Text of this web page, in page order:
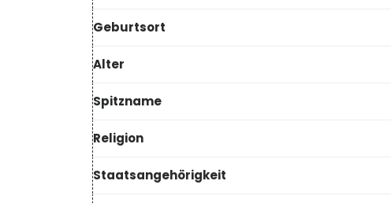
Geburtsort
Alter
Spitzname
Religion
Staatsangehörigkeit